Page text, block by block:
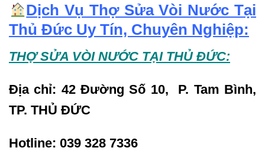
Dịch Vụ Thợ Sửa Vòi Nước Tại
Thủ Đức Uy Tín, Chuyên Nghiệp:
THỢ SỬA VÒI NƯỚC TẠI THỦ ĐỨC:
Địa chỉ: 42 Đường Số 10, P. Tam Bình,
TP. THỦ ĐỨC
Hotline: 039 328 7336